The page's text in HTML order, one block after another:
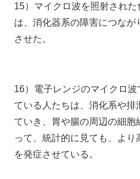
15）マイクロ波を照射され
は、消化器系の障害につな
させた。
16）電子レンジのマイクロ
ている人たちは、消化系や
ていき、胃や腸の周辺の細
って、統計的に見ても、よ
を発症させている。